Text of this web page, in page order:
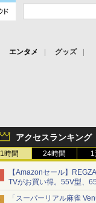
エンタメ
グッズ
アクセスランキング
1時間 24時間
【Amazonセール】
TVがお買い得。55V型、
年モデルがラインナップ
「スーパーリアル麻雀